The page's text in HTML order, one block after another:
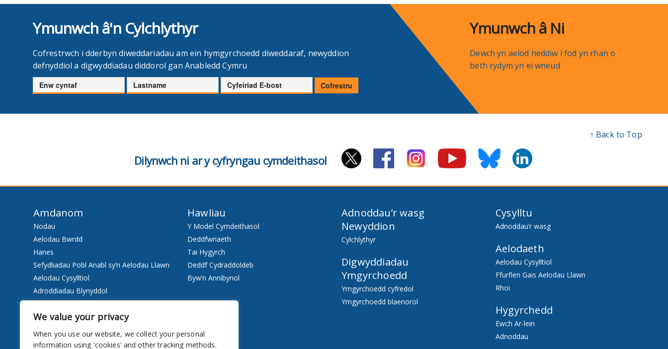
We value your privacy
When you use our website, we collect your personal
information using 'cookies' and other tracking methods.
Ymunwch â'n Cylchlythyr
Cofrestrwch i dderbyn diweddariadau am ein hymgyrchoedd diweddaraf, newyddion
defnyddiol a digwyddiadau diddorol gan Anabledd Cymru
Enw
cyntaf
Cyfenw
Cyfeiriad
E-
Cofrestru
Ymunwch â Ni
Dewch yn aelod heddiw i fod yn rhan o
beth rydym yn ei wneud
↑ Back to Top
Dilynwch ni ar y cyfryngau cymdeithasol
Amdanom
Nodau
Aelodau Bwrdd
Hanes
Sefydliadau Pobl Anabl sy’n Aelodau Llawn
Aelodau Cysylltiol
Adroddiadau Blynyddol
Staff
Pwy ydyn ni
Gwasanaethau
Hawliau
Y Model Cymdeithasol
Deddfwriaeth
Tai Hygyrch
Deddf Cydraddoldeb
Byw’n Annibynol
Adnoddau’r wasg
Newyddion
Cylchlythyr
Digwyddiadau
Ymgyrchoedd
Ymgyrchoedd cyfredol
Ymgyrchoedd blaenorol
Cysylltu
Adnoddau’r wasg
Aelodaeth
Aelodau Cysylltiol
Ffurflen Gais Aelodau Llawn
Rhoi
Hygyrchedd
Ewch Ar-lein
Adnoddau